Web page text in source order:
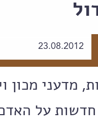
23.08.2012
מדעני מכון
על